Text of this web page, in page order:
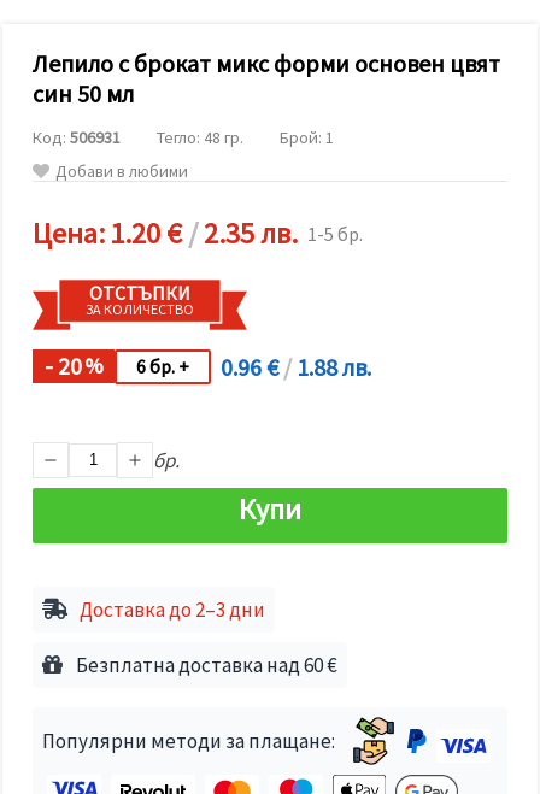
за анализ
маркетинг.
съгласиш
всички
"бисквитки"
натиснеш
"Приеми
всички!"
посочиш
предпочитанията
вид
бутона
всички
бисквитките
Лепило с брокат микс форми основен цвят
син 50 мл
Код: 506931 Тегло: 48 гр.
Брой: 1
Добави в любими
Цена:1.20 €/2.35 лв. 1-5 бр.
ОТСТЪПКИ
ЗА КОЛИЧЕСТВО
- 20% 6 бр. + 0.96 €/ 1.88 лв.
бр.
Купи
Доставка до 2–3 дни
Безплатна доставка над 60 €
Популярни методи за плащане: